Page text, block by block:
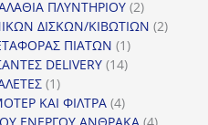
προϊόν
ΠΛΥΝΤΗΡΙΟΥ 22
προϊόντα
ΔΙΣΚΩΝ/ΚΙΒΩΤΙΩΝ 22
ΠΙΑΤΩΝ 11
προϊόν
DELIVERY 1414
11
προϊόν
ΚΑΙ ΦΙΛΤΡΑ 44
προϊόντα
ΕΝΕΡΓΟΥ ΑΝΘΡΑΚΑ 44